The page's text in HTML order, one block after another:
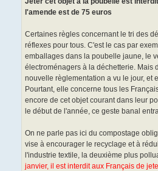
l'amende est de 75 euros
Certaines règles concernant le tri des
réflexes pour tous. C'est le cas par
emballages dans la poubelle jaune, le
électroménagers à la déchetterie. Mais
nouvelle règlementation a vu le jour, et
Pourtant, elle concerne tous les
encore de cet objet courant dans leur
le début de l'année, ce geste banal
On ne parle pas ici du compostage
vise à encourager le recyclage et à
l'industrie textile, la deuxième plus
janvier, il est interdit aux Français de